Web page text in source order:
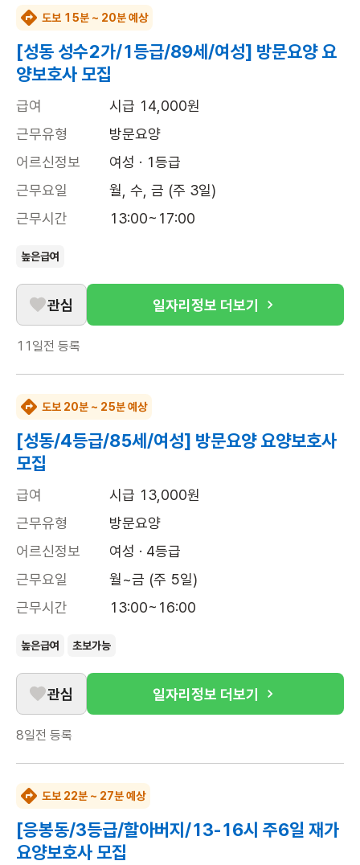
도보 15분 ~ 20분 예상
[성동 성수2가/1등급/89세/여성] 방문요양 요
양보호사 모집
급여
시급 14,000원
근무유형
방문요양
어르신정보
여성 · 1등급
근무요일
월, 수, 금 (주 3일)
근무시간
13:00~17:00
높은급여
관심 일자리정보 더보기
11일전 등록
도보 20분 ~ 25분 예상
[성동/4등급/85세/여성] 방문요양 요양보호사
모집
급여
시급 13,000원
근무유형
방문요양
어르신정보
여성 · 4등급
근무요일
월~금 (주 5일)
근무시간
13:00~16:00
높은급여 초보가능
관심 일자리정보 더보기
8일전 등록
도보 22분 ~ 27분 예상
[응봉동/3등급/할아버지/13-16시 주6일 재가
요양보호사 모집